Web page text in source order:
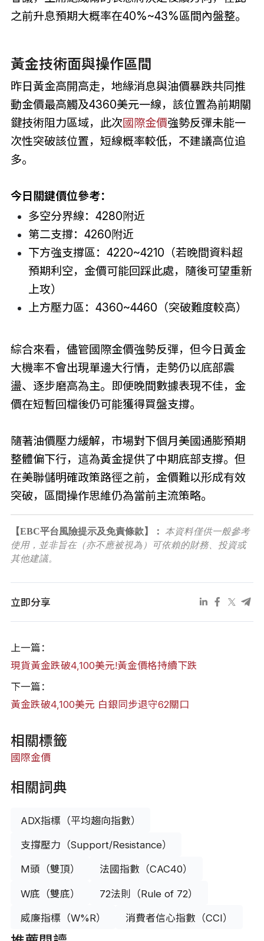
之前升息預期大概率在40%~43%區間內盤整。
黃金技術面與操作區間
昨日黃金高開高走，地緣消息與油價暴跌共同推
動金價最高觸及4360美元一線，該位置為前期關
鍵技術阻力區域，此次國際金價強勢反彈未能一
次性突破該位置，短線概率較低，不建議高位追
多。
今日關鍵價位參考：
多空分界線：4280附近
第二支撐：4260附近
下方強支撐區：4220~4210（若晚間資料超
預期利空，金價可能回踩此處，隨後可望重新
上攻）
上方壓力區：4360~4460（突破難度較高）
綜合來看，儘管國際金價強勢反彈，但今日黃金
大機率不會出現單邊大行情，走勢仍以底部震
盪、逐步磨高為主。即便晚間數據表現不佳，金
價在短暫回檔後仍可能獲得買盤支撐。
隨著油價壓力緩解，市場對下個月美國通膨預期
整體偏下行，這為黃金提供了中期底部支撐。但
在美聯儲明確政策路徑之前，金價難以形成有效
突破，區間操作思維仍為當前主流策略。
【EBC平台風險提示及免責條款】：
本資料僅供一般參考
使用，並非旨在（亦不應被視為）可依賴的財務、投資或
其他建議。
立即分享
上一篇：
現貨黃金跌破4,100美元!黃金價格持續下跌
下一篇：
黃金跌破4,100美元 白銀同步退守62關口
相關標籤
國際金價
相關詞典
ADX指標（平均趨向指數）
支撐壓力（Support/Resistance）
M頭（雙頂） 法國指數（CAC40）
W底（雙底） 72法則（Rule of 72）
威廉指標（W%R） 消費者信心指數（CCI）